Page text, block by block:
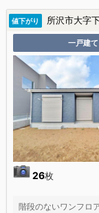
値下がり 所沢市大字
一戸建て
26枚
階段のないワンフロ